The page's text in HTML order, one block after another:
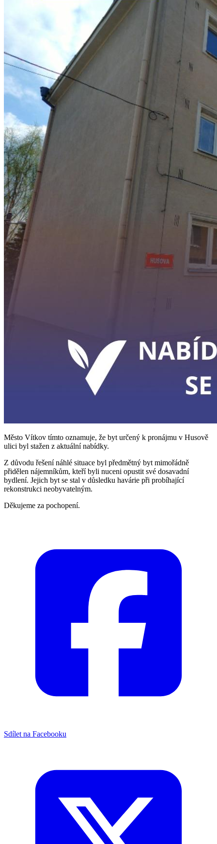
Město Vítkov tímto oznamuje, že byt určený k pronájmu v Husově
ulici byl stažen z aktuální nabídky.
Z důvodu řešení náhlé situace byl předmětný byt mimořádně
přidělen nájemníkům, kteří byli nuceni opustit své dosavadní
bydlení. Jejich byt se stal v důsledku havárie při probíhající
rekonstrukci neobyvatelným.
Děkujeme za pochopení.
Sdílet na Facebooku